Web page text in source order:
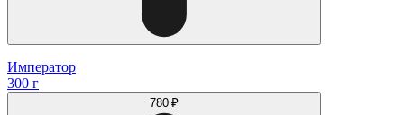
Император
300 г
780 ₽